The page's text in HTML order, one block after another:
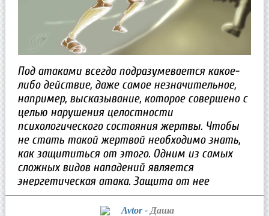
Под атаками всегда подразумевается какое-
либо действие, даже самое незначительное,
например, высказывание, которое совершено с
целью нарушения целостности
психологического состояния жертвы. Чтобы
не стать такой жертвой необходимо знать,
как защититься от этого. Одним из самых
сложных видов нападений является
энергетическая атака. Защита от нее
предполагает налаживание полного контроля
над собственным разумом, энергией в чакрах,
Avtor - Даша